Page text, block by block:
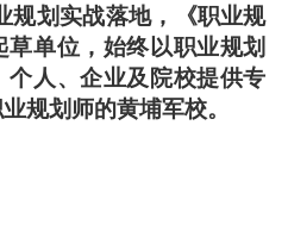
规划实战落地，《职业规
单位，始终以职业规划
个人、企业及院校提供专
规划师的黄埔军校。